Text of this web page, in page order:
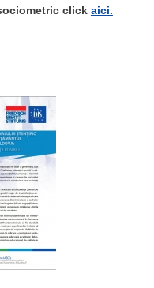
IDIS
realism economic
PRACTICI
întreprinderilor de stat
click aici.